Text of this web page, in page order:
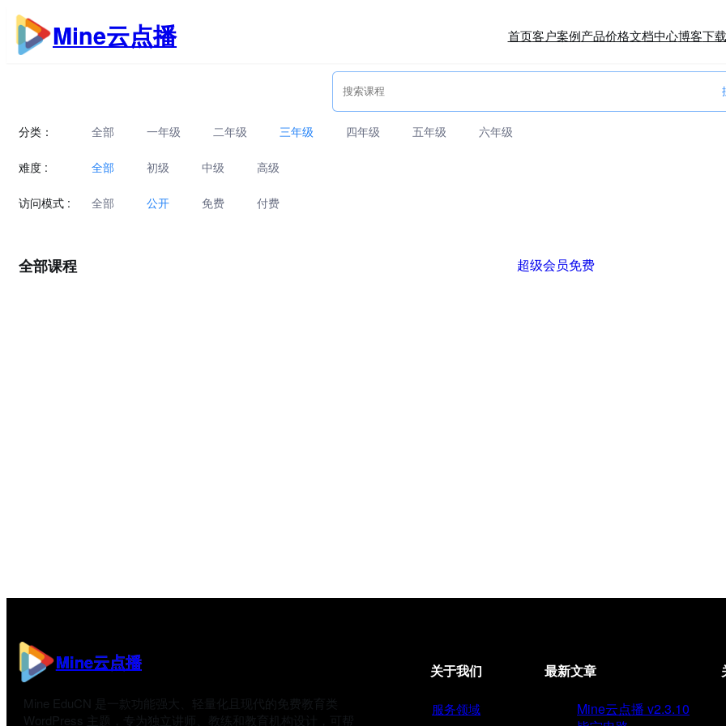
跳
至
内
Mine云点播 首页客户案例产品价格文档中心博客下载
分类： 全部 一年级 二年级 三年级 四年级 五年级 六年级
难度 : 全部 初级 中级 高级
访问模式 : 全部 公开 免费 付费
全部课程 超级会员免费
Mine云点播
Mine EduCN 是一款功能强大、轻量化且现代的免费教育类
WordPress 主题，专为独立讲师、教练和教育机构设计，可帮
关于我们
服务领域
最新文章
Mine云点播 v2.3.10